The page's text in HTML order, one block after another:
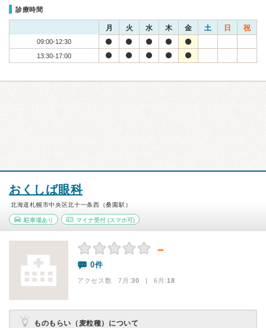
診療時間
月 火 水 木 金 土 日 祝
09:00-12:30
13:30-17:00
おくしば眼科
北海道札幌市中央区北十一条西（桑園駅）
駐車場あり マイナ受付(スマホ可)
－
0件
アクセス数 7月:30 | 6月:18
ものもらい（麦粒種）について